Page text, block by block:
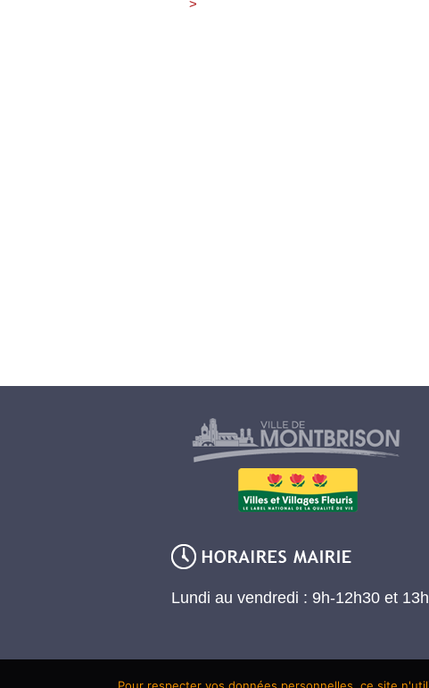
>
Lundi au vendredi : 9h-12h30 et